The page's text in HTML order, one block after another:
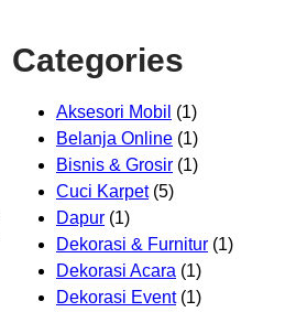
Categories
Aksesori Mobil (1)
Belanja Online (1)
Bisnis & Grosir (1)
Cuci Karpet(5)
Dapur (1)
Dekorasi & Furnitur (1)
Dekorasi Acara (1)
Dekorasi Event(1)